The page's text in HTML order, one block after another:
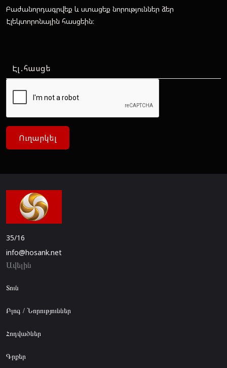
Բաժանորդագրվեք և ստացեք նորություններ ձեր
Էլեկտորոնային հասցեին։
Ուղարկել
35/16
info@hosank.net
Ավելին
Տուն
Բլոգ / Նորություններ
Հոդվածներ
Գրքեր